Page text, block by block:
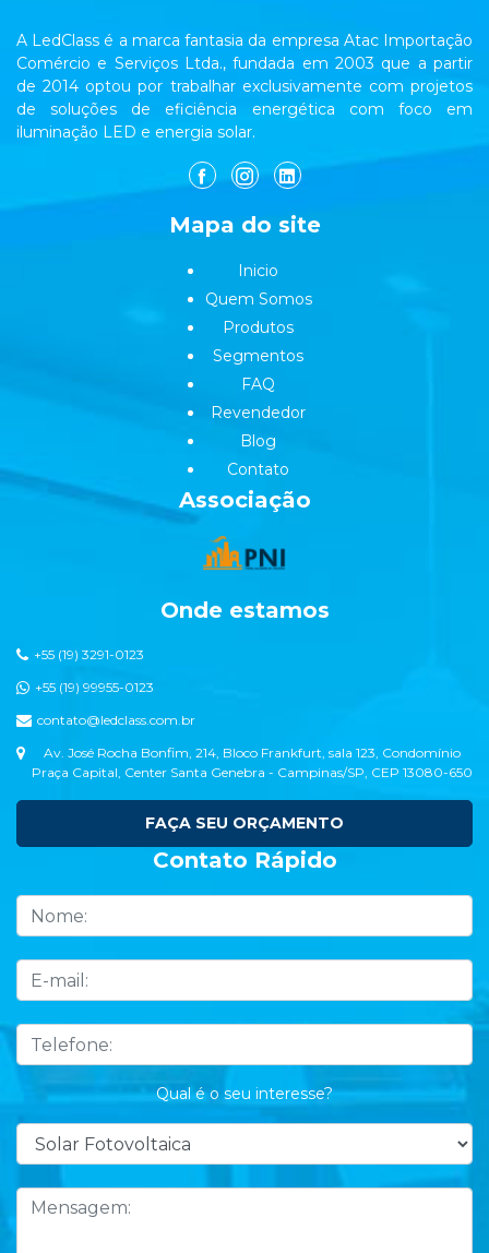
A LedClass é a marca fantasia da empresa Atac Importação
Comércio e Serviços Ltda., fundada em 2003 que a partir
de 2014 optou por trabalhar exclusivamente com projetos
de soluções de eficiência energética com foco em
iluminação LED e energia solar.
Mapa do site
Inicio
Quem Somos
Produtos
Segmentos
FAQ
Revendedor
Blog
Contato
Associação
Onde estamos
+55 (19) 3291-0123
+55 (19) 99955-0123
contato@ledclass.com.br
Av. José Rocha Bonfim, 214, Bloco Frankfurt, sala 123, Condomínio
Praça Capital, Center Santa Genebra - Campinas/SP, CEP 13080-650
FAÇA SEU ORÇAMENTO
Contato Rápido
Qual é o seu interesse?